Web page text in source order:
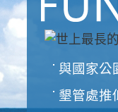
與國家公園
墾管處推低碳水